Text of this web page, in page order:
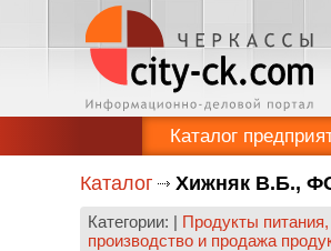
Каталог
Каталог Хижняк В.Б.,
Категории: | Продукты
производство и продажа